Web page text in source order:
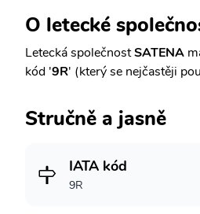
O letecké
Letecká společnostSATENA
kód '9R' (který se nejčastěji
Stručně a jasně
IATA kód
9R